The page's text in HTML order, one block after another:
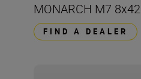
MONARCH M7 8x42
FIND A DEALER